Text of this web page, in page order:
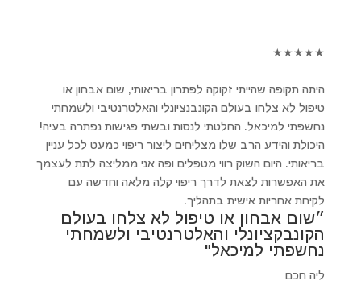
★
★
★
★
★
היתה תקופה שהייתי זקוקה לפתרון בריאותי, שום אבחון או
טיפול לא צלחו בעולם הקונבנציונלי והאלטרנטיבי ולשמחתי
נחשפתי למיכאל. החלטתי לנסות ובשתי פגישות נפתרה בעיה!
היכולת והידע הרב שלו מצליחים ליצור ריפוי כמעט לכל עניין
בריאותי. היום השוק רווי מטפלים ופה אני ממליצה לתת לעצמך
את האפשרות לצאת לדרך ריפוי קלה מלאה וחדשה עם
לקיחת אחריות אישית בתהליך.
״שום אבחון או טיפול לא צלחו בעולם
הקונבקציונלי והאלטרנטיבי ולשמחתי
נחשפתי למיכאל"
ליה חכם